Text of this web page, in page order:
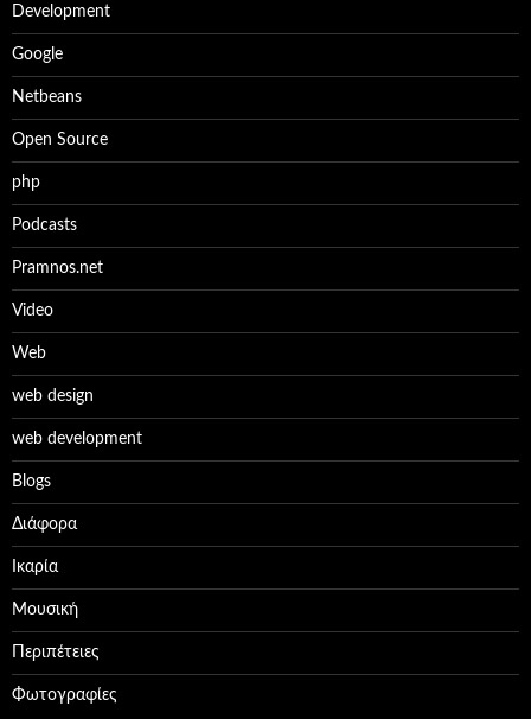
Development
Google
Netbeans
Open Source
php
Podcasts
Pramnos.net
Video
Web
web design
web development
Βlogs
Διάφορα
Ικαρία
Μουσική
Περιπέτειες
Φωτογραφίες